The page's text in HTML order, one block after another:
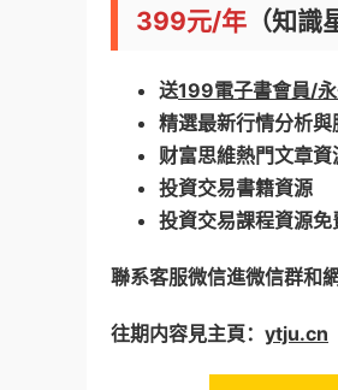
399元/年 （知識
送199電子書會員/
精選最新行情分析與
财富思維熱門文章資
投資交易書籍資源
投資交易課程資源
聯系客服微信進微信群和
往期内容見主頁： ytju.cn